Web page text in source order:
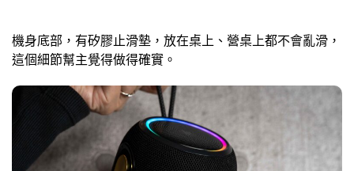
機身底部，有矽膠止滑墊，放在桌上、營桌上都不會亂滑，
這個細節幫主覺得做得確實。